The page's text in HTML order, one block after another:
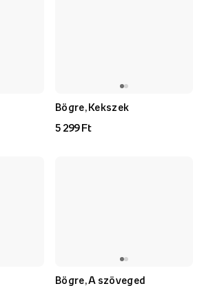
Bögre, Kekszek
5 299 Ft
Bögre, A szöveged